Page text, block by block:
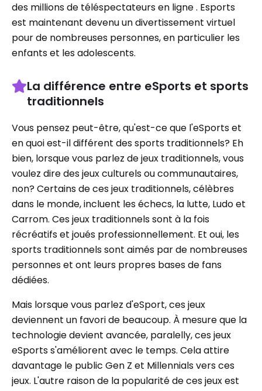
des millions de téléspectateurs en ligne . Esports
est maintenant devenu un divertissement virtuel
pour de nombreuses personnes, en particulier les
enfants et les adolescents.
La différence entre eSports et sports
traditionnels
Vous pensez peut-être, qu'est-ce que l'eSports et
en quoi est-il différent des sports traditionnels? Eh
bien, lorsque vous parlez de jeux traditionnels, vous
voulez dire des jeux culturels ou communautaires,
non? Certains de ces jeux traditionnels, célèbres
dans le monde, incluent les échecs, la lutte, Ludo et
Carrom. Ces jeux traditionnels sont à la fois
récréatifs et joués professionnellement. Et oui, les
sports traditionnels sont aimés par de nombreuses
personnes et ont leurs propres bases de fans
dédiées.
Mais lorsque vous parlez d'eSport, ces jeux
deviennent un favori de beaucoup. À mesure que la
technologie devient avancée, paralelly, ces jeux
eSports s'améliorent avec le temps. Cela attire
davantage le public Gen Z et Millennials vers ces
jeux. L'autre raison de la popularité de ces jeux est